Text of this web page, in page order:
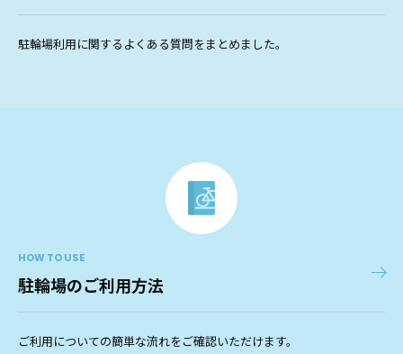
駐輪場利用に関するよくある質問をまとめました。
HOW TO USE
駐輪場のご利用方法
ご利用についての簡単な流れをご確認いただけます。